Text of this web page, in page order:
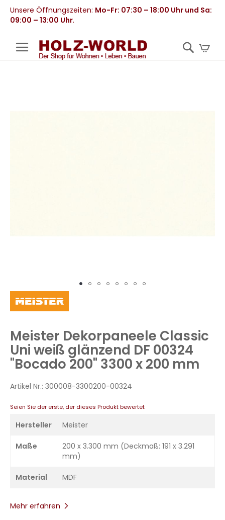
Unsere Öffnungszeiten: Mo-Fr: 07:30 – 18:00 Uhr und Sa:
09:00 – 13:00 Uhr.
Zum
Anfang
springen
Meister Dekorpaneele Classic
Uni weiß glänzend DF 00324
"Bocado 200" 3300 x 200 mm
Artikel Nr.: 300008-3300200-00324
Seien Sie der erste, der dieses Produkt bewertet
Hersteller Meister
Maße
200 x 3.300 mm (Deckmaß: 191 x 3.291
mm)
Material MDF
Mehr erfahren